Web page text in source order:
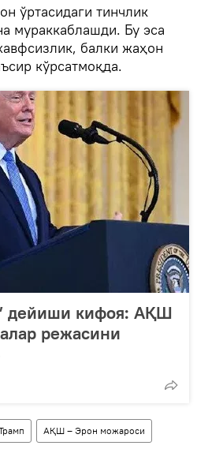
ўртасидаги тинчлик
мураккаблашди. Бу эса
балки жаҳон
кўрсатмоқда.
дейиши кифоя: АҚШ
режасини
АҚШ – Эрон можароси